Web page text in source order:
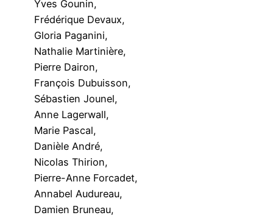
Yves Gounin,
Frédérique Devaux,
Gloria Paganini,
Nathalie Martinière,
Pierre Dairon,
François Dubuisson,
Sébastien Jounel,
Anne Lagerwall,
Marie Pascal,
Danièle André,
Nicolas Thirion,
Pierre-Anne Forcadet,
Annabel Audureau,
Damien Bruneau,